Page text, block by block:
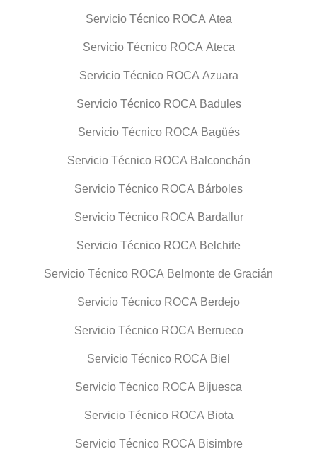
Servicio Técnico ROCA Atea
Servicio Técnico ROCA Ateca
Servicio Técnico ROCA Azuara
Servicio Técnico ROCA Badules
Servicio Técnico ROCA Bagüés
Servicio Técnico ROCA Balconchán
Servicio Técnico ROCA Bárboles
Servicio Técnico ROCA Bardallur
Servicio Técnico ROCA Belchite
Servicio Técnico ROCA Belmonte de Gracián
Servicio Técnico ROCA Berdejo
Servicio Técnico ROCA Berrueco
Servicio Técnico ROCA Biel
Servicio Técnico ROCA Bijuesca
Servicio Técnico ROCA Biota
Servicio Técnico ROCA Bisimbre